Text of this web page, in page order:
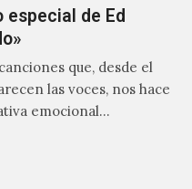
de Ed
que, desde el
las voces, nos hace
emocional…